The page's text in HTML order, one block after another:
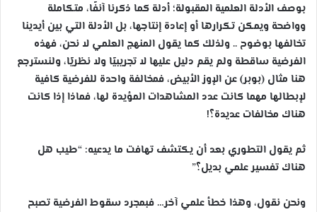
بوصف الأدلة العلمية المقبولة؛ أدلة كما ذكرنا آنفًا، متكاملة
وواضحة ويمكن تكرارها أو إعادة إنتاجها، بل الأدلة التي بين أيدينا
تخالفها بوضوح .. ولذلك كما يقول المنهج العلمي لا نحن، فهذه
الفرضية ساقطة ولم يقم دليل عليها لا تجريبيًا ولا نظريًا، ولنسترجع
هنا مثال (بوبر) عن الإوز الأبيض، فمخالفة واحدة للفرضية كافية
لإبطالها مهما كانت عدد المشاهدات المؤيدة لها، فماذا إذا كانت
هناك مخالفات عديدة؟!
ثم يقول التطوري بعد أن يكتشف تهافت ما يدعيه: “طيب هل
هناك تفسير علمي بديل؟”
ونحن نقول، وهذا خطأ علمي آخر… فبمجرد سقوط الفرضية تصبح